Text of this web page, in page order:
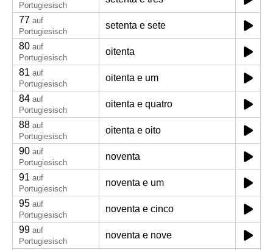
Portugiesisch
77 auf
Portugiesisch
setenta e sete
80 auf
Portugiesisch
oitenta
81 auf
Portugiesisch
oitenta e um
84 auf
Portugiesisch
oitenta e quatro
88 auf
Portugiesisch
oitenta e oito
90 auf
Portugiesisch
noventa
91 auf
Portugiesisch
noventa e um
95 auf
Portugiesisch
noventa e cinco
99 auf
Portugiesisch
noventa e nove